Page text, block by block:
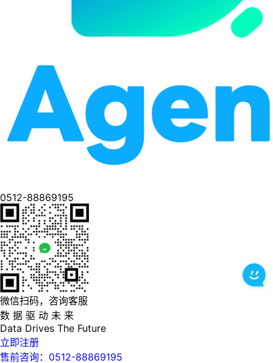
0512-88869195
微信扫码，咨询客服
数 据 驱 动 未 来
Data Drives The Future
立即注册
售前咨询：0512-88869195